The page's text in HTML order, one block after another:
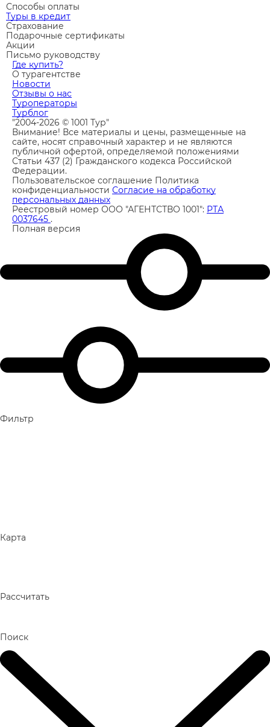
Способы оплаты
Туры в кредит
Страхование
Подарочные сертификаты
Акции
Письмо руководству
Где купить?
О турагентстве
Новости
Отзывы о нас
Туроператоры
Турблог
"2004-2026 © 1001 Тур"
Внимание! Все материалы и цены, размещенные на
сайте, носят справочный характер и не являются
публичной офертой, определяемой положениями
Статьи 437 (2) Гражданского кодекса Российской
Федерации.
Пользовательское соглашение Политика
конфиденциальности Согласие на обработку
персональных данных
Реестровый номер ООО "АГЕНТСТВО 1001": РТА
0037645 .
Полная версия
Фильтр
Карта
Рассчитать
Поиск